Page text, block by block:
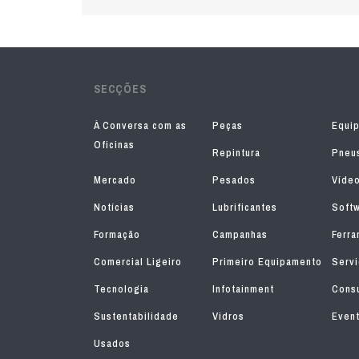
SECÇÕES
À Conversa com as
Oficinas
Peças
Repintura
Mercado
Pesados
Notícias
Lubrificantes
Formação
Campanhas
Comercial Ligeiro
Primeiro Equipamento
Tecnologia
Infotainment
Sustentabilidade
Vidros
Usados